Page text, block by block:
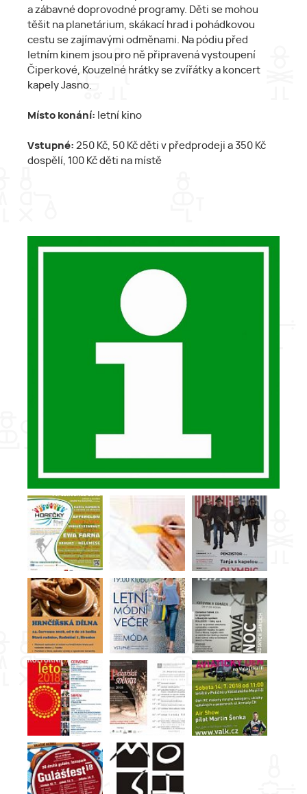
a zábavné doprovodné programy. Děti se mohou
těšit na planetárium, skákací hrad i pohádkovou
cestu se zajímavými odměnami. Na pódiu před
letním kinem jsou pro ně připravená vystoupení
Čiperkové, Kouzelné hrátky se zvířátky a koncert
kapely Jasno.
Místo konání: letní kino
Vstupné: 250 Kč, 50 Kč děti v předprodeji a 350 Kč
dospělí, 100 Kč děti na místě